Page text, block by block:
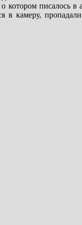
котором писалось в
в камеру,